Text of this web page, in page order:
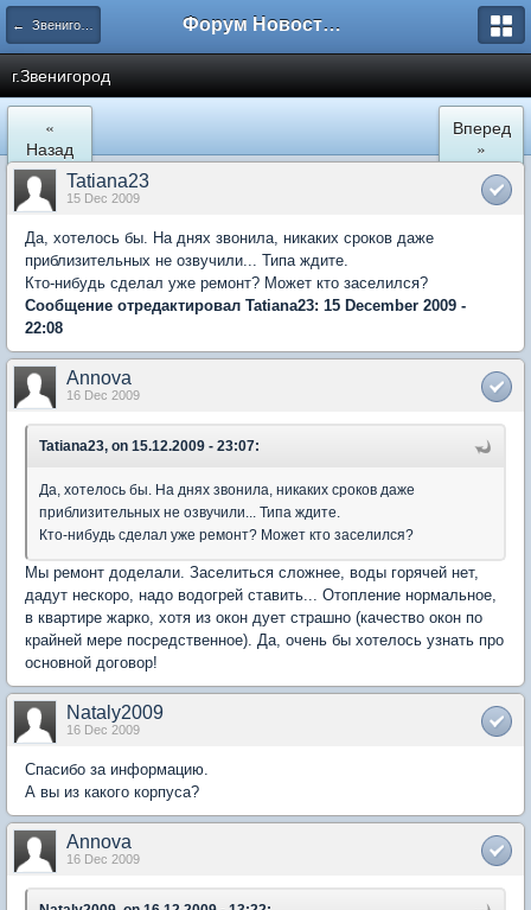
← Звенигород Форум Новостройки
г.Звенигород
«
Назад
Вперед
»
Tatiana23
15 Dec 2009
Да, хотелось бы. На днях звонила, никаких сроков даже
приблизительных не озвучили... Типа ждите.
Кто-нибудь сделал уже ремонт? Может кто заселился?
Сообщение отредактировал Tatiana23: 15 December 2009 -
22:08
Annova
16 Dec 2009
Tatiana23, on 15.12.2009 - 23:07:
Да, хотелось бы. На днях звонила, никаких сроков даже
приблизительных не озвучили... Типа ждите.
Кто-нибудь сделал уже ремонт? Может кто заселился?
Мы ремонт доделали. Заселиться сложнее, воды горячей нет,
дадут нескоро, надо водогрей ставить... Отопление нормальное,
в квартире жарко, хотя из окон дует страшно (качество окон по
крайней мере посредственное). Да, очень бы хотелось узнать про
основной договор!
Nataly2009
16 Dec 2009
Спасибо за информацию.
А вы из какого корпуса?
Annova
16 Dec 2009